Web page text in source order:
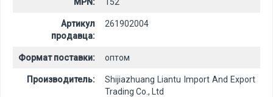
Артикул
продавца:
261902004
Формат поставки: оптом
Производитель:
Shijiazhuang Liantu Import And Export
Trading Co., Ltd